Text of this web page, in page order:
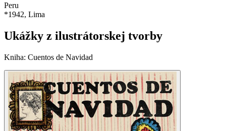
Peru
*1942, Lima
Ukážky z ilustrátorskej tvorby
Kniha: Cuentos de Navidad